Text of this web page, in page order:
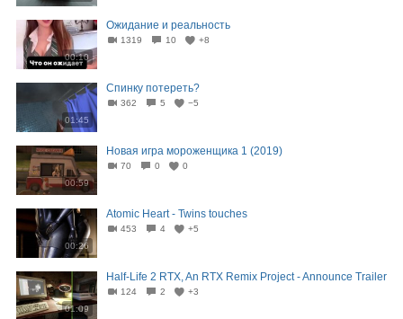
00:10
Ожидание и реальность
1319 10 +8
01:45
Спинку потереть?
362 5 −5
00:59
Новая игра мороженщика 1 (2019)
70 0 0
00:26
Atomic Heart - Twins touches
453 4 +5
01:09
Half-Life 2 RTX, An RTX Remix Project - Announce Trailer
124 2 +3